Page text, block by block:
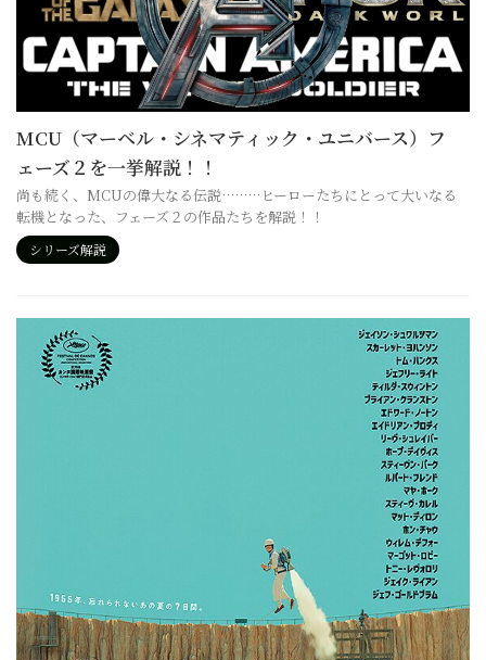
MCU（マーベル・シネマティック・ユニバース）フ
ェーズ２を一挙解説！！
尚も続く、MCUの偉大なる伝説………ヒーローたちにとって大いなる
転機となった、フェーズ２の作品たちを解説！！
シリーズ解説